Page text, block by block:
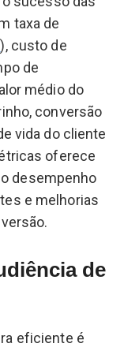
taxa de
), custo de
de
médio do
conversão
vida do cliente
oferece
desempenho
e melhorias
de
eficiente é